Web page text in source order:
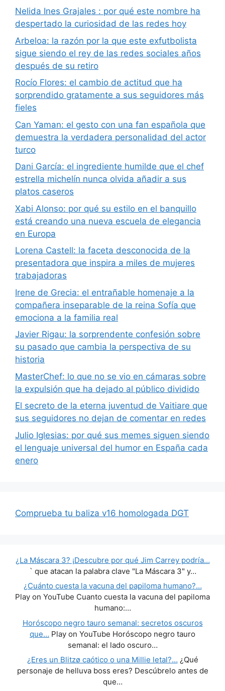
Nelida Ines Grajales : por qué este nombre ha
despertado la curiosidad de las redes hoy
Arbeloa: la razón por la que este exfutbolista
sigue siendo el rey de las redes sociales años
después de su retiro
Rocío Flores: el cambio de actitud que ha
sorprendido gratamente a sus seguidores más
fieles
Can Yaman: el gesto con una fan española que
demuestra la verdadera personalidad del actor
turco
Dani García: el ingrediente humilde que el chef
estrella michelín nunca olvida añadir a sus
platos caseros
Xabi Alonso: por qué su estilo en el banquillo
está creando una nueva escuela de elegancia
en Europa
Lorena Castell: la faceta desconocida de la
presentadora que inspira a miles de mujeres
trabajadoras
Irene de Grecia: el entrañable homenaje a la
compañera inseparable de la reina Sofía que
emociona a la familia real
Javier Rigau: la sorprendente confesión sobre
su pasado que cambia la perspectiva de su
historia
MasterChef: lo que no se vio en cámaras sobre
la expulsión que ha dejado al público dividido
El secreto de la eterna juventud de Vaitiare que
sus seguidores no dejan de comentar en redes
Julio Iglesias: por qué sus memes siguen siendo
el lenguaje universal del humor en España cada
enero
Comprueba tu baliza v16 homologada DGT
¿La Máscara 3? ¡Descubre por qué Jim Carrey podría…
` que atacan la palabra clave "La Máscara 3" y…
¿Cuánto cuesta la vacuna del papiloma humano?…
Play on YouTube Cuanto cuesta la vacuna del papiloma
humano:…
Horóscopo negro tauro semanal: secretos oscuros
que… Play on YouTube Horóscopo negro tauro
semanal: el lado oscuro…
¿Eres un Blitzø caótico o una Millie letal?… ¿Qué
personaje de helluva boss eres? Descúbrelo antes de
que…